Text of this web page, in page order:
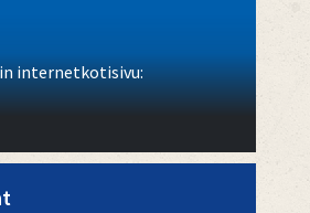
internetkotisivu: